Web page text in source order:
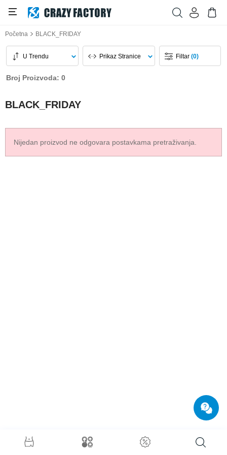
Početna BLACK_FRIDAY
U Trendu Prikaz Stranice Filtar(0)
Broj Proizvoda: 0
BLACK_FRIDAY
Nijedan proizvod ne odgovara postavkama pretraživanja.